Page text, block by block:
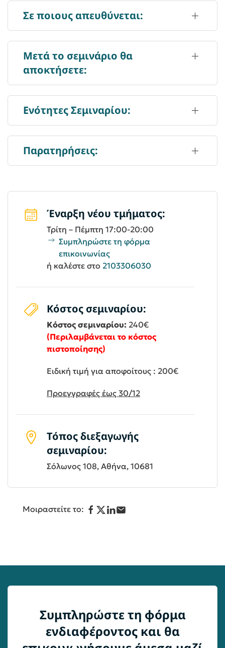
Σε ποιους απευθύνεται:
Μετά το σεμινάριο θα
αποκτήσετε:
Ενότητες Σεμιναρίου:
Παρατηρήσεις:
Έναρξη νέου τμήματος:
Τρίτη – Πέμπτη 17:00-20:00
Συμπληρώστε τη φόρμα
επικοινωνίας
ή καλέστε στο 2103306030
Κόστος σεμιναρίου:
Κόστος σεμιναρίου: 240€
(Περιλαμβάνεται το κόστος
πιστοποίησης)
Ειδική τιμή για αποφοίτους : 200€
Προεγγραφές έως 30/12
Τόπος διεξαγωγής
σεμιναρίου:
Σόλωνος 108, Αθήνα, 10681
Μοιραστείτε το:
Συμπληρώστε τη φόρμα
ενδιαφέροντος και θα